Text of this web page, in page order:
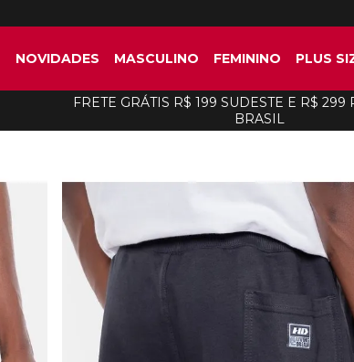
NOVIDADES MASCULINO FEMININO PLUS
FRETE GRÁTIS R$ 199 SUDESTE E R$ 299
BRASIL